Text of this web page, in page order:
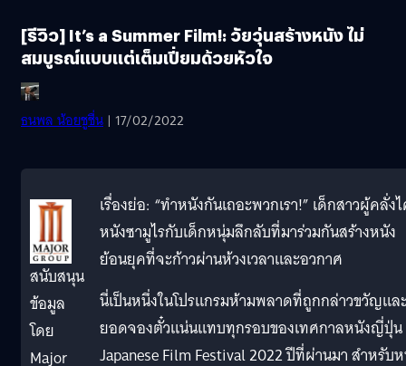
[รีวิว] It’s a Summer Film!: วัยวุ่นสร้างหนัง ไม่
สมบูรณ์แบบแต่เต็มเปี่ยมด้วยหัวใจ
ธนพล น้อยชูชื่น | 17/02/2022
สนับสนุน
ข้อมูล
โดย
Major
เรื่องย่อ: “ทำหนังกันเถอะพวกเรา!” เด็กสาวผู้คลั่ง
หนังซามูไรกับเด็กหนุ่มลึกลับที่มาร่วมกันสร้างหนัง
ย้อนยุคที่จะก้าวผ่านห้วงเวลาและอวกาศ
นี่เป็นหนึ่งในโปรแกรมห้ามพลาดที่ถูกกล่าวขวัญแล
ยอดจองตั๋วแน่นแทบทุกรอบของเทศกาลหนังญี่ปุ่น
Japanese Film Festival 2022 ปีที่ผ่านมา สำหรับ